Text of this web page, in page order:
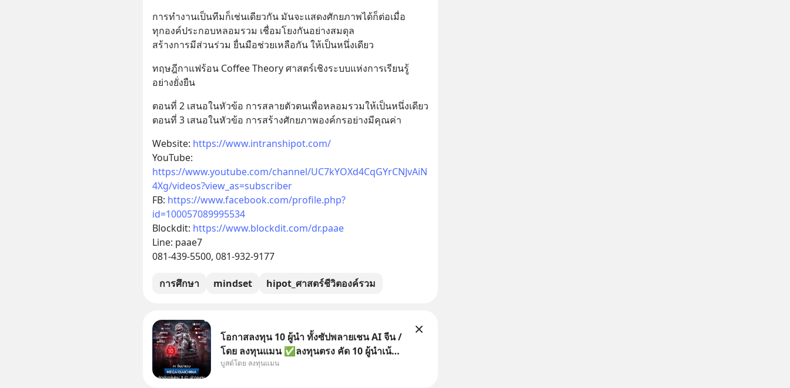
การทำงานเป็นทีมก็เช่นเดียวกัน มันจะแสดงศักยภาพได้ก็ต่อเมื่อ
ทุกองค์ประกอบหลอมรวม เชื่อมโยงกันอย่างสมดุล
สร้างการมีส่วนร่วม ยื่นมือช่วยเหลือกัน ให้เป็นหนึ่งเดียว
ทฤษฎีกาแฟร้อน Coffee Theory ศาสตร์เชิงระบบแห่งการเรียนรู้
อย่างยั่งยืน
ตอนที่ 3 เสนอในหัวข้อ การสร้างศักยภาพองค์กรอย่างมีคุณค่า
Website: https://www.intranshipot.com/
https://www.youtube.com/channel/UC7kYOXd4CqGYrCNJvAiN
4Xg/videos?view_as=subscriber
FB: https://www.facebook.com/profile.php?
id=100057089995534
Blockdit: https://www.blockdit.com/dr.paae
Line: paae7
081-439-5500, 081-932-9177
การศึกษา mindset hipot_ศาสตร์ชีวิตองค์รวม
โอกาสลงทุน 10 ผู้นำ ทั้งซัปพลายเชน AI จีน /
โดย ลงทุนแมน ✅ลงทุนตรง คัด 10 ผู้นำเน้น
ๆ ในธีม AI จีน ✅คัดเลือกหุ้นใหม่ 9 ตัว เข้า
บูสต์โดย ลงทุนแมน